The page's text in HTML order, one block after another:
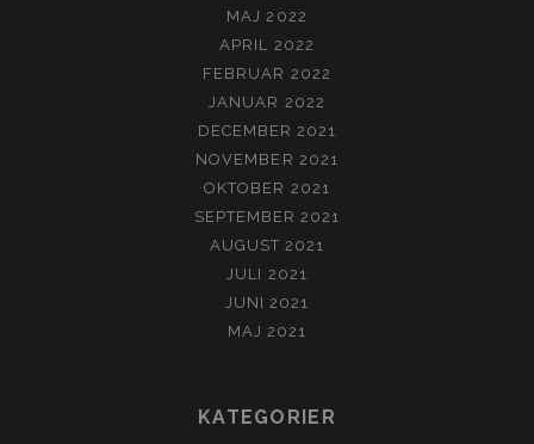
MAJ 2022
APRIL 2022
FEBRUAR 2022
JANUAR 2022
DECEMBER 2021
NOVEMBER 2021
OKTOBER 2021
SEPTEMBER 2021
AUGUST 2021
JULI 2021
JUNI 2021
MAJ 2021
KATEGORIER